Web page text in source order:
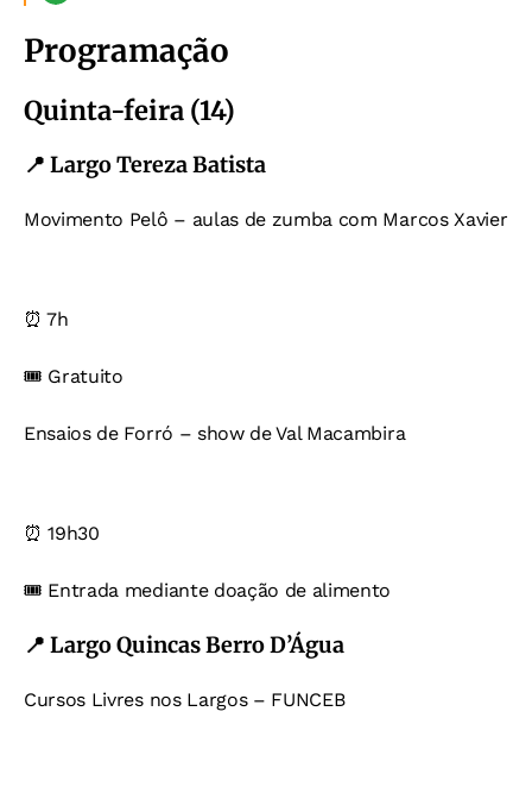
Programação
Quinta-feira (14)
📍 Largo Tereza Batista
Movimento Pelô – aulas de zumba com Marcos Xavier
⏰ 7h
🎟️ Gratuito
Ensaios de Forró – show de Val Macambira
⏰ 19h30
🎟️ Entrada mediante doação de alimento
📍 Largo Quincas Berro D’Água
Cursos Livres nos Largos – FUNCEB